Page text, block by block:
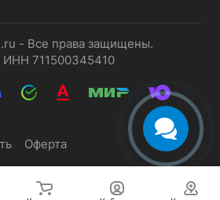
- Все права защищены.
711500345410
Оферта